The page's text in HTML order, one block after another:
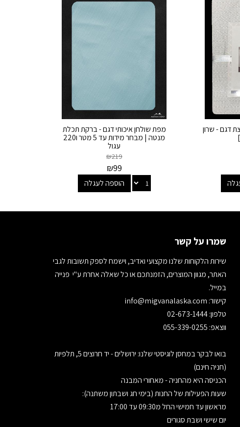
דגם - שרון
מפת שולחן איכותי דגם - ברקת תכלת
מנטה | מבחר מידות עד 5 מטר ו220
עגול
₪219
₪99
הוספה לעגלה
שמרו על קשר
שירות הלקוחות שלנו מקצועי ואדיב, וישמח לספק תשובות לגבי
האתר, מגוון המוצרים, הזמנתכם או כל שאלה אחרת ע"י פנייה
במייל.
קישור:
טלפון: 02-673-1444
ווצאפ: 055-339-0255
בואו לבקר במחסן לוגיסטי שלנו: ירושלים - יד חרוצים 5, תלפיות
(חניה חינם)
הכניסה היא מהחניה - מאחורי המבנה
שעות הפעילות של החנות (בימי חג ושבתון משתנה):
מראשון עד חמישי החל מ09:30 עד 17:00
יום שישי ושבת סגורים